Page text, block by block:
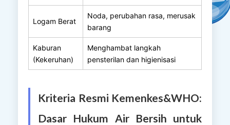
Logam Berat
Noda, perubahan rasa, merusak
barang
Kaburan
(Kekeruhan)
Menghambat langkah
pensterilan dan higienisasi
Kriteria Resmi Kemenkes&WHO:
Dasar Hukum Air Bersih untuk